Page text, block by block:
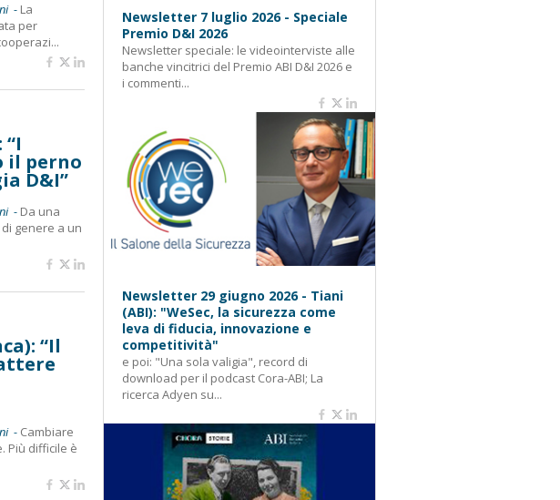
- La
per
il perno
D&I”
- Da una
genere a un
“Il
- Cambiare
Più difficile è
Newsletter 7 luglio 2026 - Speciale
Premio D&I 2026
Newsletter speciale: le videointerviste alle
banche vincitrici del Premio ABI D&I 2026 e
i commenti...
Newsletter 29 giugno 2026 - Tiani
(ABI): "WeSec, la sicurezza come
leva di fiducia, innovazione e
competitività"
e poi: "Una sola valigia", record di
download per il podcast Cora-ABI; La
ricerca Adyen su...